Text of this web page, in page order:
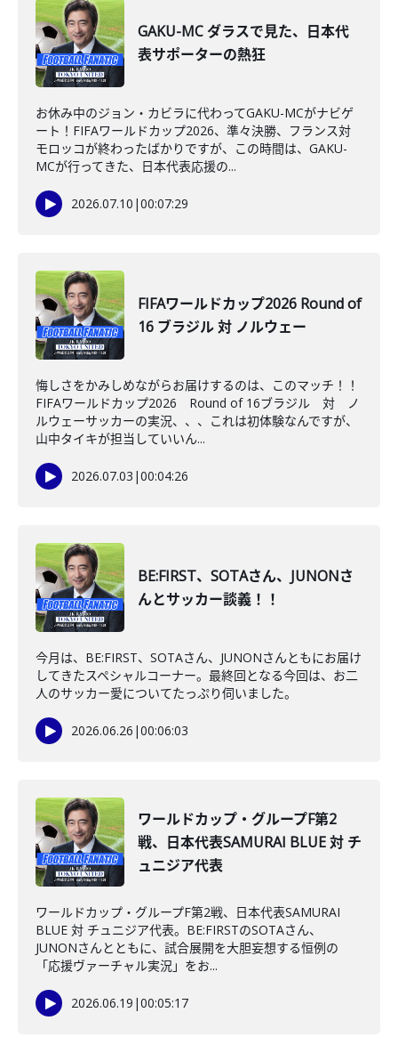
GAKU-MC ダラスで見た、日本代
表サポーターの熱狂
お休み中のジョン・カビラに代わってGAKU-MCがナビゲ
ート！FIFAワールドカップ2026、準々決勝、フランス対
モロッコが終わったばかりですが、この時間は、GAKU-
MCが行ってきた、日本代表応援の...
2026.07.10 |00:07:29
FIFAワールドカップ2026 Round of
16 ブラジル 対 ノルウェー
悔しさをかみしめながらお届けするのは、このマッチ！！
FIFAワールドカップ2026 Round of 16ブラジル 対 ノ
ルウェーサッカーの実況、、、これは初体験なんですが、
山中タイキが担当していいん...
2026.07.03 |00:04:26
BE:FIRST、SOTAさん、JUNONさ
んとサッカー談義！！
今月は、BE:FIRST、SOTAさん、JUNONさんともにお届け
してきたスペシャルコーナー。最終回となる今回は、お二
人のサッカー愛についてたっぷり伺いました。
2026.06.26 |00:06:03
ワールドカップ・グループF第2
戦、日本代表SAMURAI BLUE 対 チ
ュニジア代表
ワールドカップ・グループF第2戦、日本代表SAMURAI
BLUE 対 チュニジア代表。BE:FIRSTのSOTAさん、
JUNONさんとともに、試合展開を大胆妄想する恒例の
「応援ヴァーチャル実況」をお...
2026.06.19 |00:05:17